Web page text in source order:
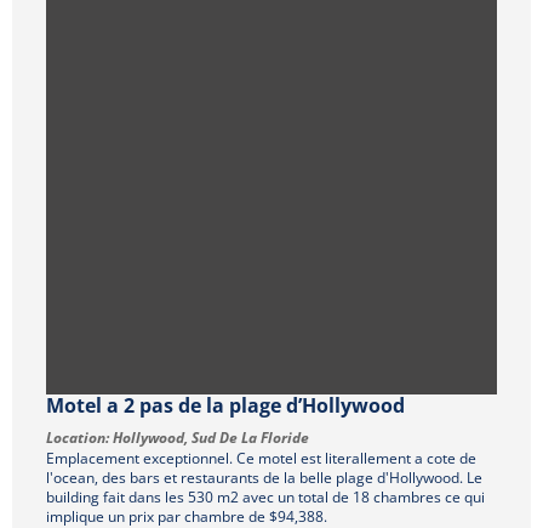
Motel a 2 pas de la plage d’Hollywood
Location:Hollywood, Sud De La Floride
Emplacement exceptionnel. Ce motel est literallement a cote de
l'ocean, des bars et restaurants de la belle plage d'Hollywood. Le
building fait dans les 530 m2 avec un total de 18 chambres ce qui
implique un prix par chambre de $94,388.